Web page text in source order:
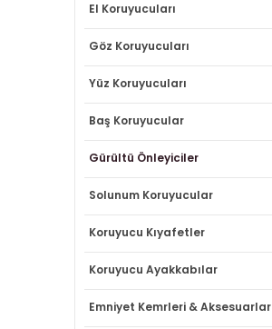
El Koruyucuları
Göz Koruyucuları
Yüz Koruyucuları
Baş Koruyucular
Gürültü Önleyiciler
Solunum Koruyucular
Koruyucu Kıyafetler
Koruyucu Ayakkabılar
Emniyet Kemrleri & Aksesuarlar